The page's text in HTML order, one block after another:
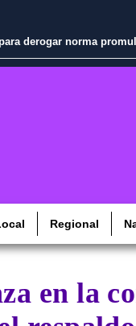
derogar norma
Regional
en la